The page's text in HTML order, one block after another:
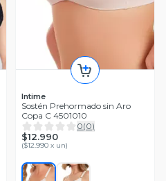
Intime
Sostén Prehormado sin Aro
Copa C 4501010
0(0)
$12.990
($12.990 x un)